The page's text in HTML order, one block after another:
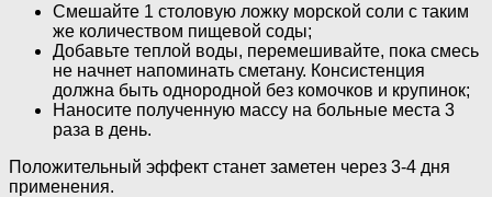
Смешайте 1 столовую ложку морской соли с таким
же количеством пищевой соды;
Добавьте теплой воды, перемешивайте, пока смесь
не начнет напоминать сметану. Консистенция
должна быть однородной без комочков и крупинок;
Наносите полученную массу на больные места 3
раза в день.
Положительный эффект станет заметен через 3-4 дня
применения.